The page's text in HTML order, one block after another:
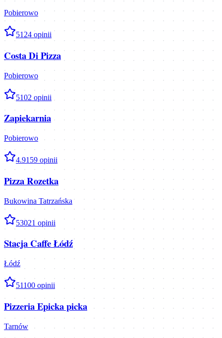
Pobierowo
5124 opinii
Costa Di Pizza
Pobierowo
5102 opinii
Zapiekarnia
Pobierowo
4.9159 opinii
Pizza Rozetka
Bukowina Tatrzańska
53021 opinii
Stacja Caffe Łódź
Łódź
51100 opinii
Pizzeria Epicka picka
Tarnów